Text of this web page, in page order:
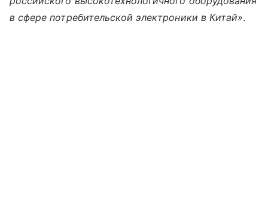
в сфере потребительской электроники в Китай».